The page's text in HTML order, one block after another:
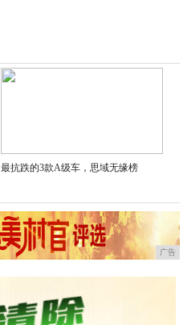
2023-06-04
最抗跌的3款A级车，思域无缘榜
广告